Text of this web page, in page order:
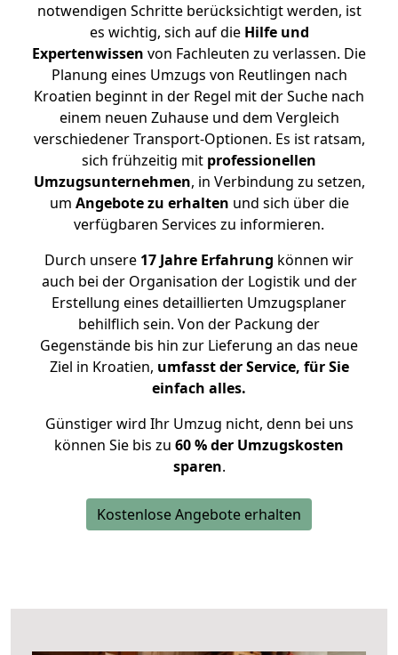
notwendigen Schritte berücksichtigt werden, ist
es wichtig, sich auf die Hilfe und
Expertenwissen von Fachleuten zu verlassen. Die
Planung eines Umzugs von Reutlingen nach
Kroatien beginnt in der Regel mit der Suche nach
einem neuen Zuhause und dem Vergleich
verschiedener Transport-Optionen. Es ist ratsam,
sich frühzeitig mit professionellen
Umzugsunternehmen, in Verbindung zu setzen,
um Angebote zu erhalten und sich über die
verfügbaren Services zu informieren.
Durch unsere 17 Jahre Erfahrung können wir
auch bei der Organisation der Logistik und der
Erstellung eines detaillierten Umzugsplaner
behilflich sein. Von der Packung der
Gegenstände bis hin zur Lieferung an das neue
Ziel in Kroatien, umfasst der Service, für Sie
einfach alles.
Günstiger wird Ihr Umzug nicht, denn bei uns
können Sie bis zu 60 % der Umzugskosten
sparen.
Kostenlose Angebote erhalten